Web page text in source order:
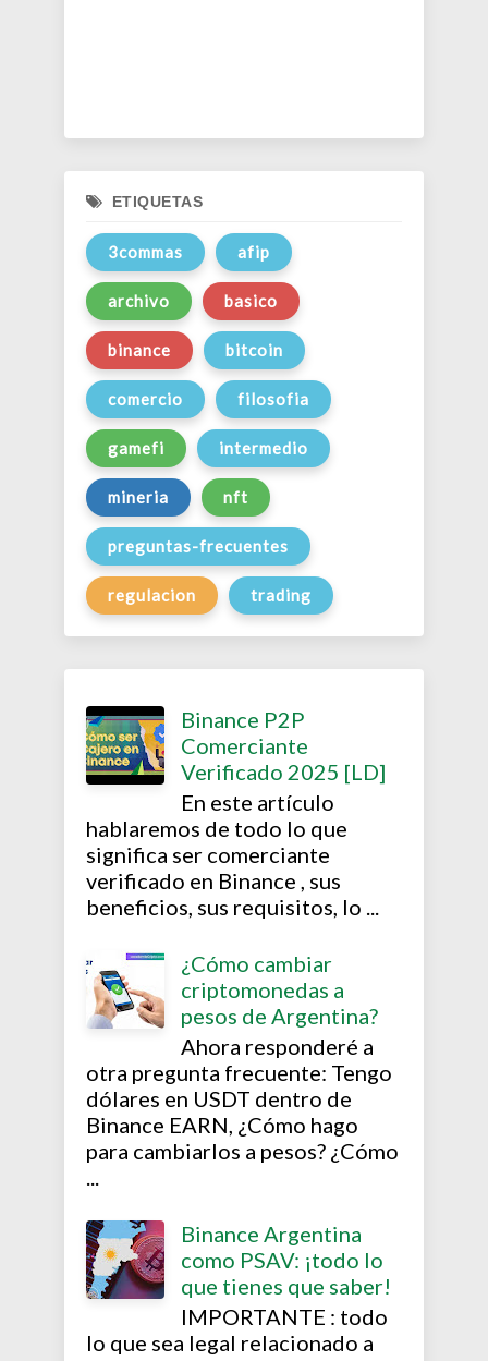
ETIQUETAS
3commas afip
archivo basico
binance bitcoin
comercio filosofia
gamefi intermedio
mineria nft
preguntas-frecuentes
regulacion trading
Binance P2P
Comerciante
Verificado 2025 [LD]
En este artículo
hablaremos de todo lo que
significa ser comerciante
verificado en Binance , sus
beneficios, sus requisitos, lo ...
¿Cómo cambiar
criptomonedas a
pesos de Argentina?
Ahora responderé a
otra pregunta frecuente: Tengo
dólares en USDT dentro de
Binance EARN, ¿Cómo hago
para cambiarlos a pesos? ¿Cómo
...
Binance Argentina
como PSAV: ¡todo lo
que tienes que saber!
IMPORTANTE : todo
lo que sea legal relacionado a